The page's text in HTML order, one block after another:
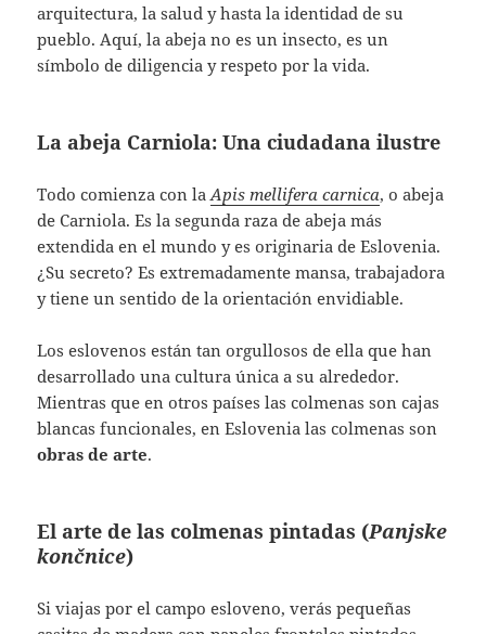
arquitectura, la salud y hasta la identidad de su
pueblo. Aquí, la abeja no es un insecto, es un
símbolo de diligencia y respeto por la vida.
La abeja Carniola: Una ciudadana ilustre
Todo comienza con laApis mellifera carnica, o abeja
de Carniola. Es la segunda raza de abeja más
extendida en el mundo y es originaria de Eslovenia.
¿Su secreto? Es extremadamente mansa, trabajadora
y tiene un sentido de la orientación envidiable.
Los eslovenos están tan orgullosos de ella que han
desarrollado una cultura única a su alrededor.
Mientras que en otros países las colmenas son cajas
blancas funcionales, en Eslovenia las colmenas son
obras de arte.
El arte de las colmenas pintadas (Panjske
končnice)
Si viajas por el campo esloveno, verás pequeñas